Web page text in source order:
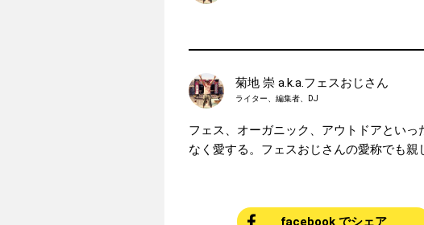
菊地 崇 a.k.a.フェスおじさん
ライター、編集者、DJ
フェス、オーガニック、アウトドアとい
なく愛する。フェスおじさんの愛称でも親
facebook でシェア